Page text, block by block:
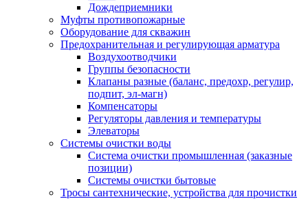
Дождеприемники
Муфты противопожарные
Оборудование для скважин
Предохранительная и регулирующая арматура
Воздухоотводчики
Группы безопасности
Клапаны разные (баланс, предохр, регулир,
подпит, эл-магн)
Компенсаторы
Регуляторы давления и температуры
Элеваторы
Системы очистки воды
Система очистки промышленная (заказные
позиции)
Системы очистки бытовые
Тросы сантехнические, устройства для прочистки